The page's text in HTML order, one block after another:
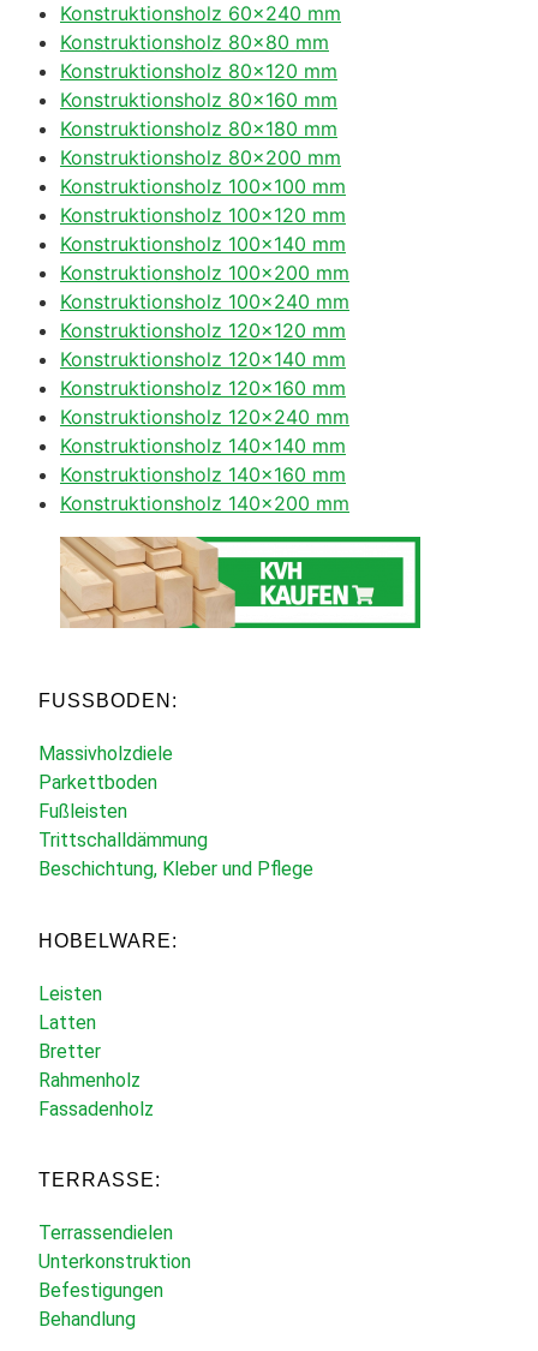
Konstruktionsholz 60×240 mm
Konstruktionsholz 80×80 mm
Konstruktionsholz 80×120 mm
Konstruktionsholz 80×160 mm
Konstruktionsholz 80×180 mm
Konstruktionsholz 80×200 mm
Konstruktionsholz 100×100 mm
Konstruktionsholz 100×120 mm
Konstruktionsholz 100×140 mm
Konstruktionsholz 100×200 mm
Konstruktionsholz 100×240 mm
Konstruktionsholz 120×120 mm
Konstruktionsholz 120×140 mm
Konstruktionsholz 120×160 mm
Konstruktionsholz 120×240 mm
Konstruktionsholz 140×140 mm
Konstruktionsholz 140×160 mm
Konstruktionsholz 140×200 mm
FUSSBODEN:
Massivholzdiele
Parkettboden
Fußleisten
Trittschalldämmung
Beschichtung, Kleber und Pflege
HOBELWARE:
Leisten
Latten
Bretter
Rahmenholz
Fassadenholz
TERRASSE:
Terrassendielen
Unterkonstruktion
Befestigungen
Behandlung